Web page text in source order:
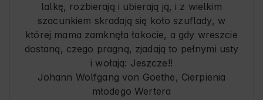
lalkę, rozbierają i ubierają ją, i z wielkim
szacunkiem skradają się koło szuflady, w
której mama zamknęła łakocie, a gdy wreszcie
dostaną, czego pragną, zjadają to pełnymi usty
i wołają: Jeszcze!!
Johann Wolfgang von Goethe, Cierpienia
młodego Wertera